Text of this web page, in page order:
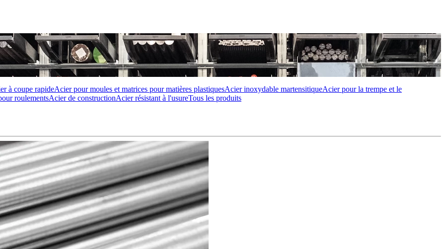
à coupe rapideAcier pour moules et matrices pour matières plastiquesAcier inoxydable martensitiqueAcier pour la trempe et le
roulementsAcier de constructionAcier résistant à l'usureTous les produits